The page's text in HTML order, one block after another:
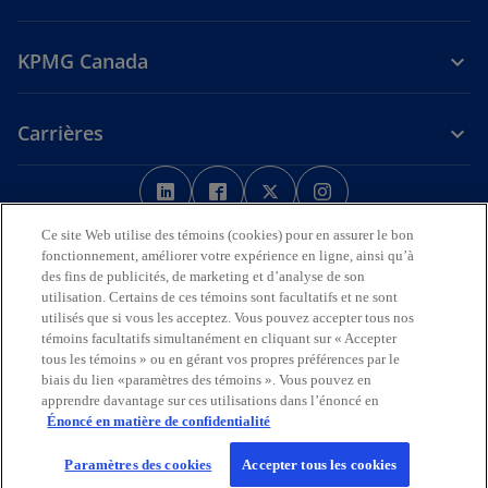
KPMG Canada
Carrières
s
’
o
u
v
r
e
d
a
n
u
s
’
o
u
v
r
e
d
a
n
s
u
s
’
o
u
v
r
e
d
a
n
s
u
’
o
u
v
r
e
d
a
n
s
u
Avis juridiqueConfidentialité Aide
Nous reconnaissons en toute déférence que les bureaux de KPMG
sur l’Île de la Tortue (Amérique du Nord) sont situés sur les
territoires traditionnels, visés par traité et non cédés des Premières
Nations, des Inuits et des Métis.
© 2026 KPMG s.r.l./S.E.N.C.R.L., société à responsabilité limitée de
l’Ontario et cabinet membre de l’organisation mondiale KPMG de
cabinets indépendants affiliés à KPMG International Limited, société
de droit anglais à responsabilité limitée par garantie. Tous droits
Ce site Web utilise des témoins (cookies) pour en assurer le bon
fonctionnement, améliorer votre expérience en ligne, ainsi qu’à
des fins de publicités, de marketing et d’analyse de son
utilisation. Certains de ces témoins sont facultatifs et ne sont
utilisés que si vous les acceptez. Vous pouvez accepter tous nos
témoins facultatifs simultanément en cliquant sur « Accepter
tous les témoins » ou en gérant vos propres préférences par le
biais du lien «paramètres des témoins ». Vous pouvez en
apprendre davantage sur ces utilisations dans l’énoncé en
Énoncé en matière de confidentialité
Paramètres des cookies Accepter tous les cookies